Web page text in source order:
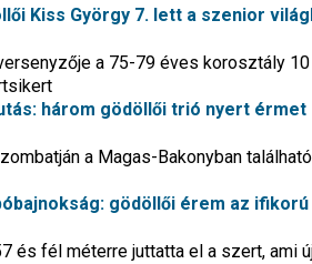
Kiss György 7. lett a szenior
a 75-79 éves korosztály
három gödöllői trió nyert
a Magas-Bakonyban
gödöllői érem az
és fél méterre juttatta el a szert, ami